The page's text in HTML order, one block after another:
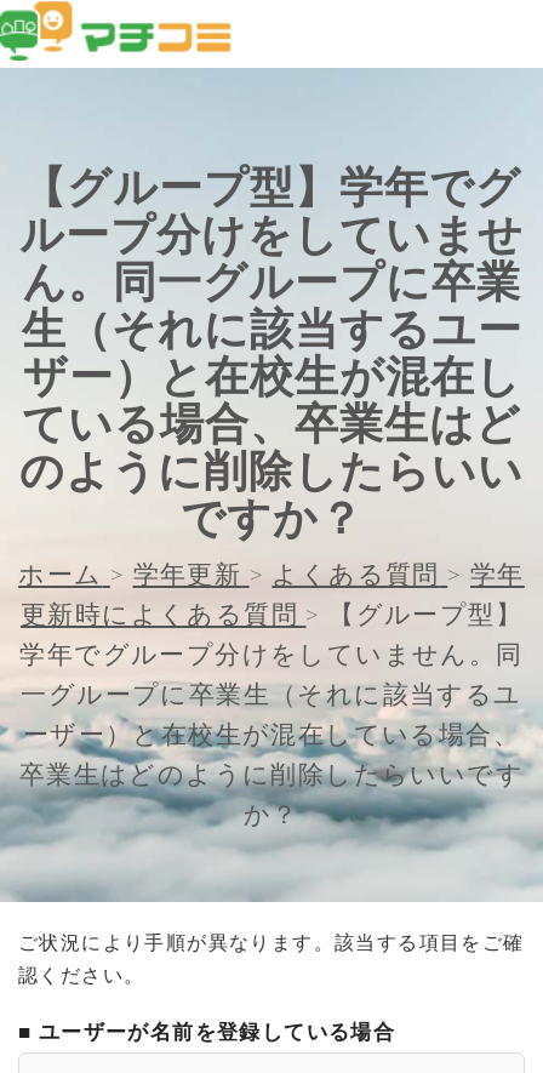
【グループ型】学年でグ
ループ分けをしていませ
ん。同一グループに卒業
生（それに該当するユー
ザー）と在校生が混在し
ている場合、卒業生はど
のように削除したらいい
ですか？
ホーム > 学年更新 > よくある質問 > 学年
更新時によくある質問 >
【グループ型】
学年でグループ分けをしていません。同
一グループに卒業生（それに該当するユ
ーザー）と在校生が混在している場合、
卒業生はどのように削除したらいいです
か？
ご状況により手順が異なります。該当する項目をご確
認ください。
■ ユーザーが名前を登録している場合